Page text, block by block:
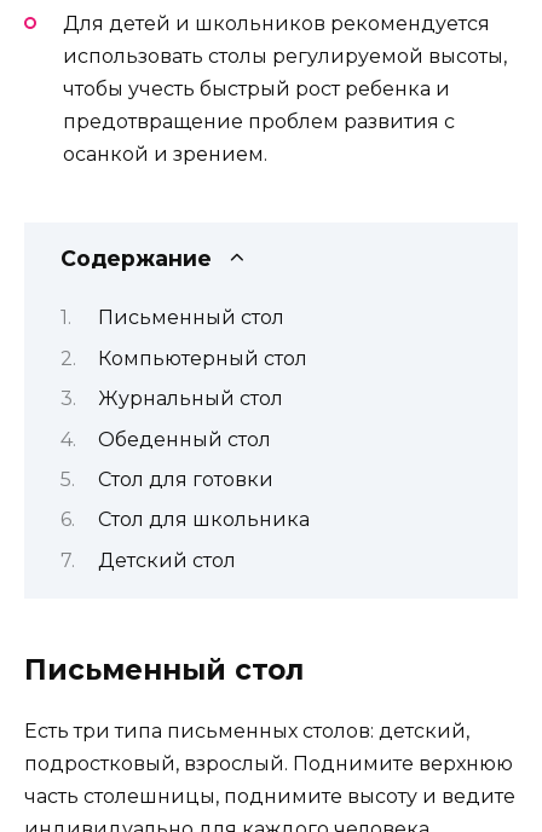
Для детей и школьников рекомендуется
использовать столы регулируемой высоты,
чтобы учесть быстрый рост ребенка и
предотвращение проблем развития с
осанкой и зрением.
Содержание
Письменный стол
Компьютерный стол
Журнальный стол
Обеденный стол
Стол для готовки
Стол для школьника
Детский стол
Письменный стол
Есть три типа письменных столов: детский,
подростковый, взрослый. Поднимите верхнюю
часть столешницы, поднимите высоту и ведите